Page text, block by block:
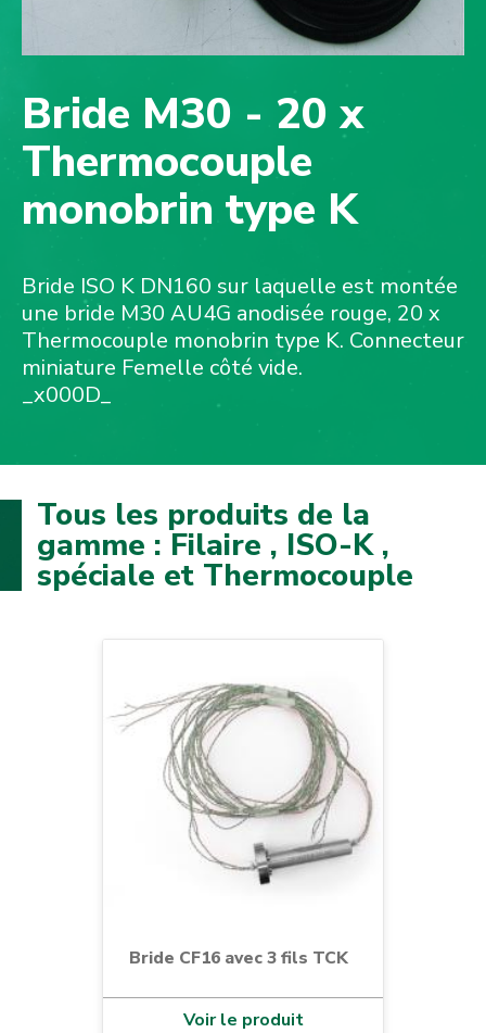
Bride M30 - 20 x
Thermocouple
monobrin type K
Bride ISO K DN160 sur laquelle est montée
une bride M30 AU4G anodisée rouge, 20 x
Thermocouple monobrin type K. Connecteur
miniature Femelle côté vide.
_x000D_
Tous les produits de la
gamme : Filaire , ISO-K ,
spéciale et Thermocouple
Bride CF16 avec 3 fils TCK
Voir le produit